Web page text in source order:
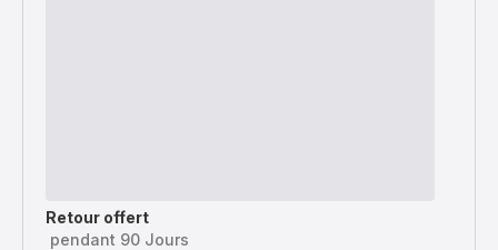
Retour offert
pendant 90 Jours